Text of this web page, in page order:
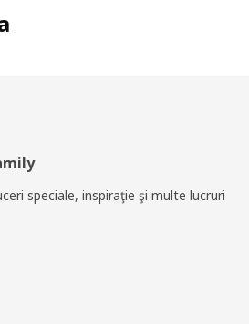
speciale, inspiraţie şi multe lucruri